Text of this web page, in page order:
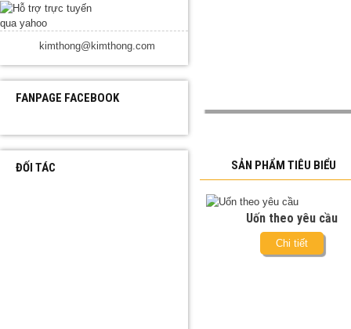
kimthong@kimthong.com
FANPAGE FACEBOOK
ĐỐI TÁC SẢN PHẨM TIÊU BIỂU
Uốn theo yêu cầu
Chi tiết